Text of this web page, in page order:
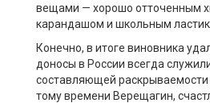
вещами — хорошо отточенным
карандашом и школьным
Конечно, в итоге виновника
доносы в России всегда
составляющей раскрываемости
тому времени Верещагин,